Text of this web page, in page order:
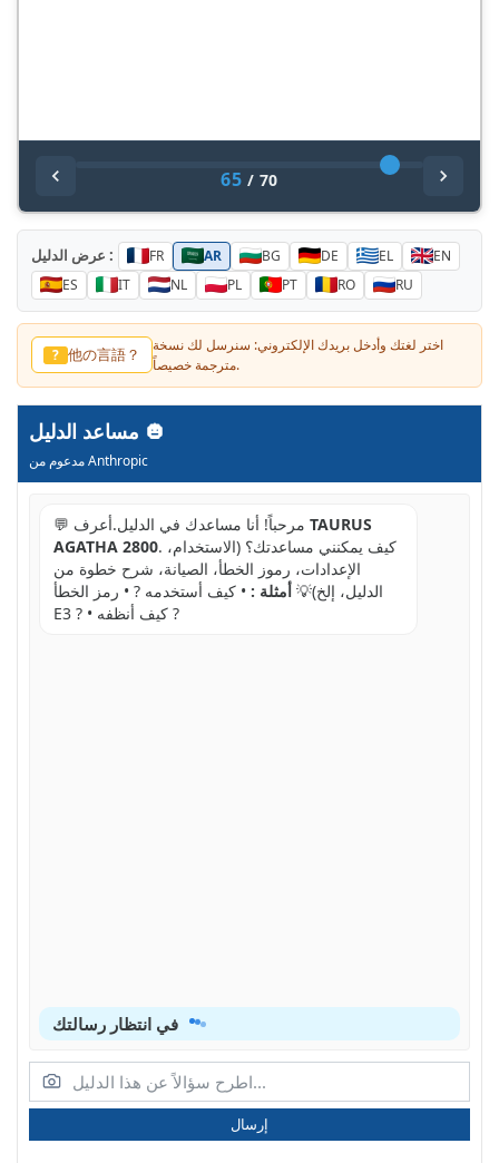
65 / 70
عرض الدليل : FR AR BG DE EL
EN
ES
IT NL PL PT RO RU
? 他の言語？
اختر لغتك وأدخل بريدك الإلكتروني: سنرسل لك نسخة
مترجمة خصيصاً.
مدعوم من Anthropic
💬 مرحباً! أنا مساعدك في الدليل.أعرف TAURUS
AGATHA 2800. كيف يمكنني مساعدتك؟ (الاستخدام،
الإعدادات، رموز الخطأ، الصيانة، شرح خطوة من
الدليل، إلخ)💡 أمثلة : • كيف أستخدمه ? • رمز الخطأ
E3 ? • كيف أنظفه ?
إرسال